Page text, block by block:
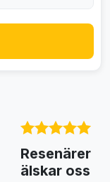
Resenärer
älskar oss